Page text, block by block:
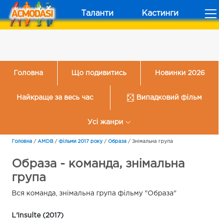
Таланти Кастинги
Головна Що подивитись Новинки 2026
Найкраще за весь час Випадковий фільм
Усі жанри
Головна / AMDB / Фільми 2017 року / Образа / Знімальна група
Образа - команда, знімальна
група
Вся команда, знімальна група фільму "Образа"
L'Insulte (2017)